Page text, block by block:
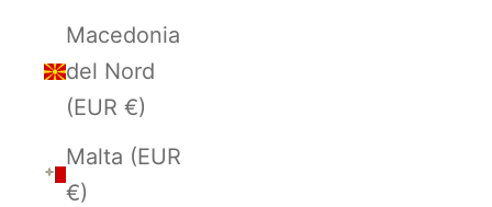
Macedonia
del Nord
(EUR €)
Malta (EUR
€)